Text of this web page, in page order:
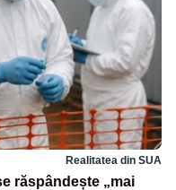
Realitatea din SUA
răspândește „mai